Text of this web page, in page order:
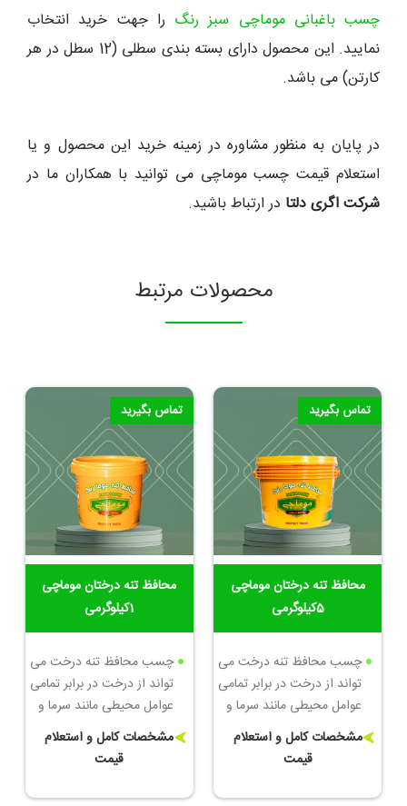
چسب باغبانی موماچی سبز رنگ را جهت خرید انتخاب
نمایید. این محصول دارای بسته بندی سطلی (12 سطل در هر
کارتن) می باشد.
در پایان به منظور مشاوره در زمینه خرید این محصول و یا
استعلام قیمت چسب موماچی می توانید با همکاران ما در
شرکت اگری دلتا در ارتباط باشید.
محصولات مرتبط
تماس بگیرید
محافظ تنه درختان موماچی
1کیلوگرمی
چسب محافظ تنه درخت می
تواند از درخت در برابر تمامی
عوامل محیطی مانند سرما و
گرما، آفات گوناگون و بیماری
ها جوندگان که می توانند
آسیب های جبران نا پذیری به
درختان بزنند محافظت کند
مشخصات کامل و استعلام
قیمت
تماس بگیرید
محافظ تنه درختان موماچی
5کیلوگرمی
چسب محافظ تنه درخت می
تواند از درخت در برابر تمامی
عوامل محیطی مانند سرما و
گرما، آفات گوناگون و بیماری
ها جوندگان که می توانند
آسیب های جبران نا پذیری به
درختان بزنند محافظت کند
مشخصات کامل و استعلام
قیمت